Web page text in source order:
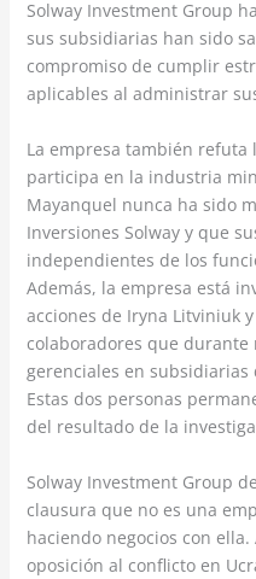
Solway Investment Group
sus subsidiarias han sido
compromiso de cumplir
aplicables al administrar
La empresa también refuta
participa en la industria
Mayanquel nunca ha sido
Inversiones Solway y que
independientes de los
Además, la empresa está
acciones de Iryna Litviniuk
colaboradores que
gerenciales en subsidiarias
Estas dos personas
del resultado de la
Solway Investment Group
clausura que no es una
haciendo negocios con
oposición al conflicto en